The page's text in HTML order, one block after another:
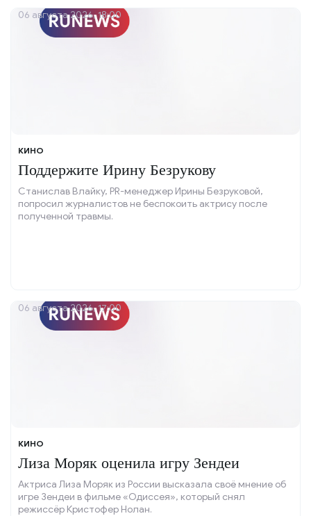
КИНО
Поддержите Ирину Безрукову
Станислав Влайку, PR-менеджер Ирины Безруковой,
попросил журналистов не беспокоить актрису после
полученной травмы.
06 августа 2026, 18:00
КИНО
Лиза Моряк оценила игру Зендеи
Актриса Лиза Моряк из России высказала своё мнение об
игре Зендеи в фильме «Одиссея», который снял
режиссёр Кристофер Нолан.
06 августа 2026, 17:00